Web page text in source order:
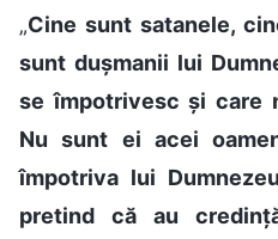
„Cine sunt satanele,
sunt dușmanii lui
se împotrivesc și care
Nu sunt ei acei
împotriva lui
pretind că au